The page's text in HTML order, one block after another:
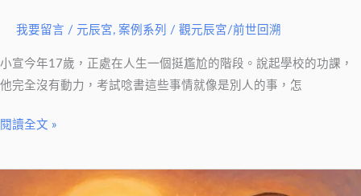
我要留言 / 元辰宮, 案例系列 / 觀元辰宮/前世回溯
小宣今年17歲，正處在人生一個挺尷尬的階段。說起學校的功課，
他完全沒有動力，考試唸書這些事情就像是別人的事，怎
閱讀全文 »